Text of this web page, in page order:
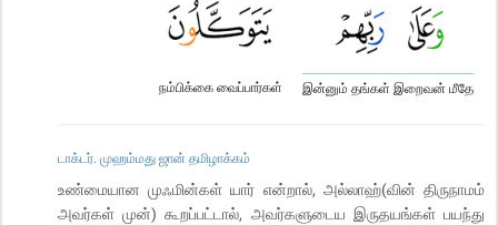
இன்னும் தங்கள் இறைவன் மீதே
நம்பிக்கை வைப்பார்கள்
டாக்டர். முஹம்மது ஜான் தமிழாக்கம்
உண்மையான முஃமின்கள் யார் என்றால், அல்லாஹ்(வின் திருநாமம்
அவர்கள் முன்) கூறப்பட்டால், அவர்களுடைய இருதயங்கள் பயந்து